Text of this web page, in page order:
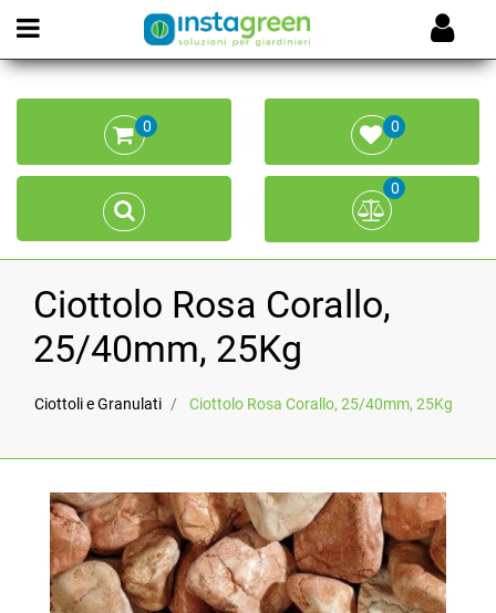
Open menu
0 0
0
Ciottolo Rosa Corallo,
25/40mm, 25Kg
Ciottoli e Granulati Ciottolo Rosa Corallo, 25/40mm, 25Kg